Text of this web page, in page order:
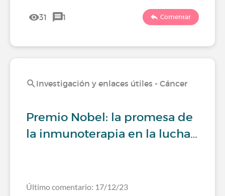
31 1 Comentar
Investigación y enlaces útiles - Cáncer
Premio Nobel: la promesa de
la inmunoterapia en la lucha…
Último comentario: 17/12/23